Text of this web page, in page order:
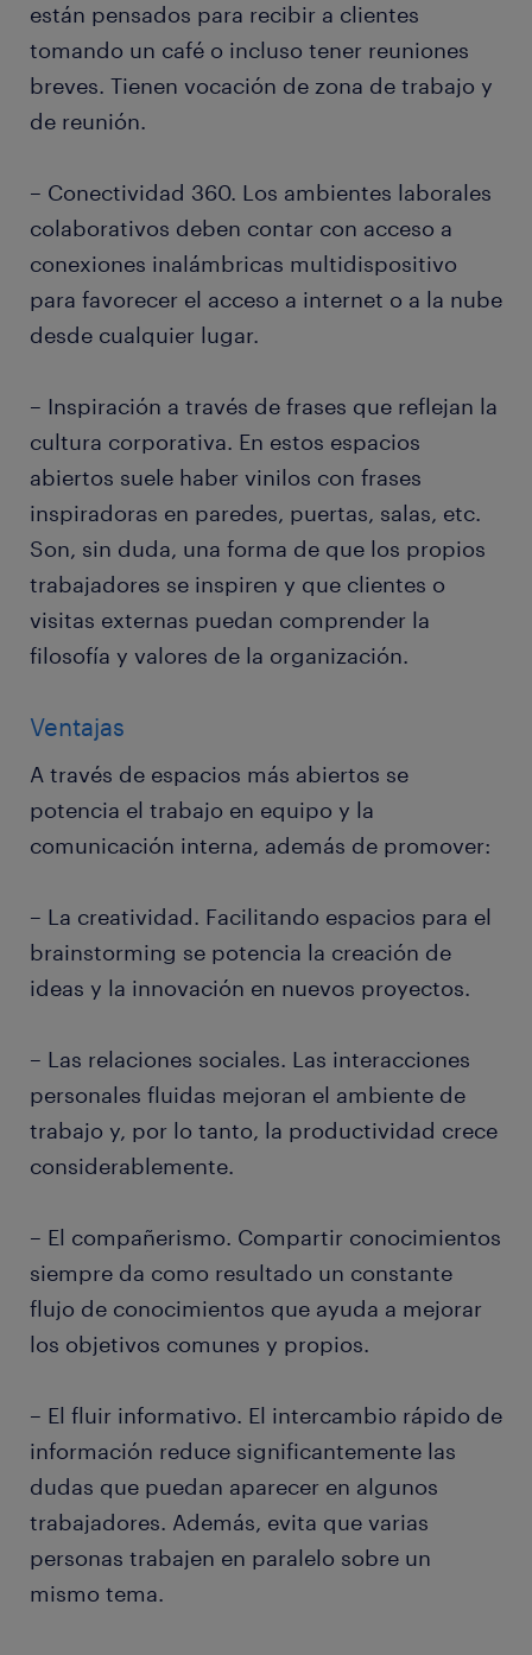
están pensados para recibir a clientes
tomando un café o incluso tener reuniones
breves. Tienen vocación de zona de trabajo y
de reunión.
– Conectividad 360. Los ambientes laborales
colaborativos deben contar con acceso a
conexiones inalámbricas multidispositivo
para favorecer el acceso a internet o a la nube
desde cualquier lugar.
– Inspiración a través de frases que reflejan la
cultura corporativa. En estos espacios
abiertos suele haber vinilos con frases
inspiradoras en paredes, puertas, salas, etc.
Son, sin duda, una forma de que los propios
trabajadores se inspiren y que clientes o
visitas externas puedan comprender la
filosofía y valores de la organización.
Ventajas
A través de espacios más abiertos se
potencia el trabajo en equipo y la
comunicación interna, además de promover:
– La creatividad. Facilitando espacios para el
brainstorming se potencia la creación de
ideas y la innovación en nuevos proyectos.
– Las relaciones sociales. Las interacciones
personales fluidas mejoran el ambiente de
trabajo y, por lo tanto, la productividad crece
considerablemente.
– El compañerismo. Compartir conocimientos
siempre da como resultado un constante
flujo de conocimientos que ayuda a mejorar
los objetivos comunes y propios.
– El fluir informativo. El intercambio rápido de
información reduce significantemente las
dudas que puedan aparecer en algunos
trabajadores. Además, evita que varias
personas trabajen en paralelo sobre un
mismo tema.